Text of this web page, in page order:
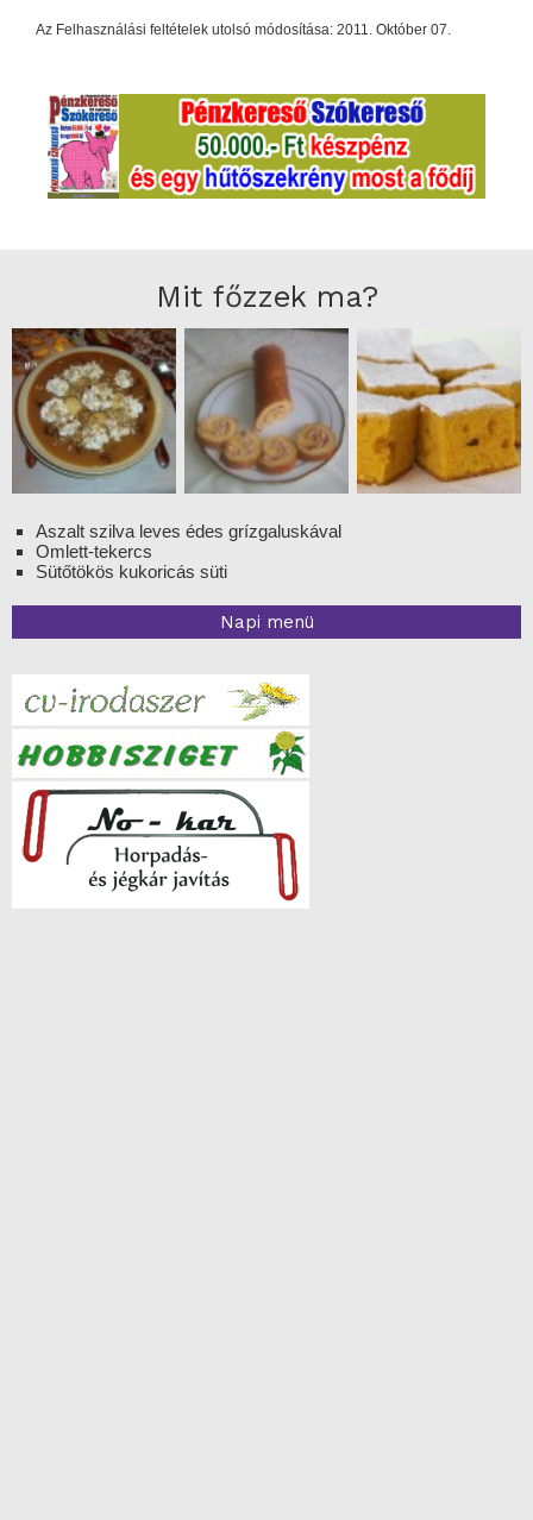
Az Felhasználási feltételek utolsó módosítása: 2011. Október 07.
Mit főzzek ma?
Aszalt szilva leves édes grízgaluskával
Omlett-tekercs
Sütőtökös kukoricás süti
Napi menü